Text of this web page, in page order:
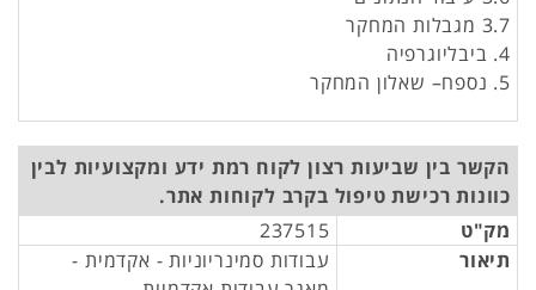
3.7 מגבלות המחקר
4. ביבליוגרפיה
5. נספח– שאלון המחקר
הקשר בין שביעות רצון לקוח רמת ידע ומקצועיות לבין
כוונות רכישת טיפול בקרב לקוחות אתר.
מק"ט
237515
תיאור
עבודות סמינריוניות - אקדמית -